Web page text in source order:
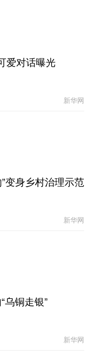
爱对话曝光
新华网
”变身乡村治理示范
新华网
乌铜走银”
新华网